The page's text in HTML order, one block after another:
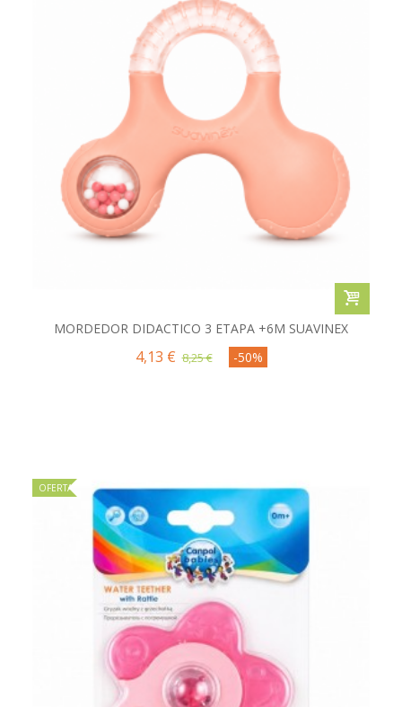
MORDEDOR DIDACTICO 3 ETAPA +6M SUAVINEX
4,13 € 8,25 € -50%
OFERTA